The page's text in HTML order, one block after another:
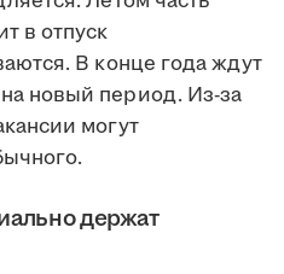
в отпуск
В конце года ждут
новый период. Из-за
могут
держат